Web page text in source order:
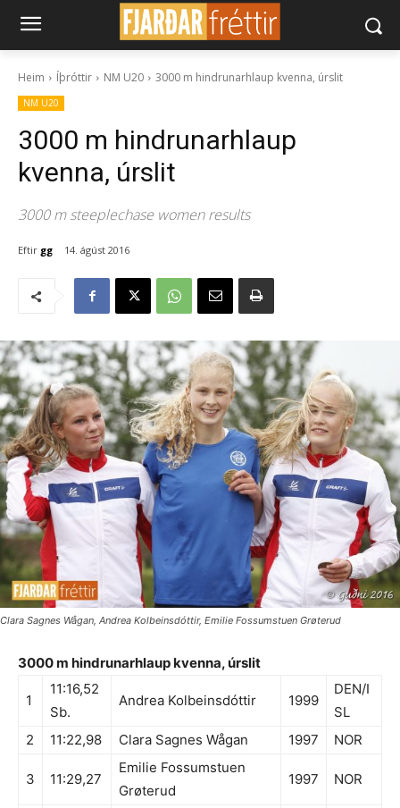
Heim Íþróttir NM U20 3000 m hindrunarhlaup kvenna, úrslit
NM U20
3000 m hindrunarhlaup
kvenna, úrslit
3000 m steeplechase women results
Eftir gg 14. ágúst 2016
Clara Sagnes Wågan, Andrea Kolbeinsdóttir, Emilie Fossumstuen Grøterud
3000 m hindrunarhlaup kvenna, úrslit
1
11:16,52
Sb.
Andrea Kolbeinsdóttir 1999
DEN/I
SL
2
11:22,98 Clara Sagnes Wågan 1997 NOR
3 11:29,27
Emilie Fossumstuen
Grøterud
1997 NOR